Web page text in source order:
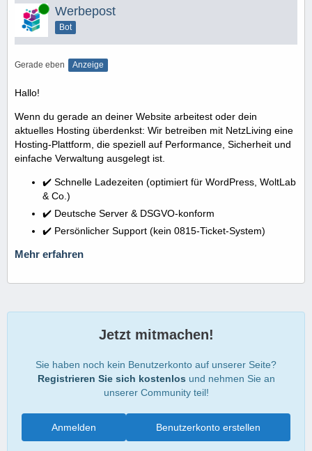
Online Werbepost
Bot
Gerade eben Anzeige
Hallo!
Wenn du gerade an deiner Website arbeitest oder dein
aktuelles Hosting überdenkst: Wir betreiben mit NetzLiving eine
Hosting-Plattform, die speziell auf Performance, Sicherheit und
einfache Verwaltung ausgelegt ist.
✔️ Schnelle Ladezeiten (optimiert für WordPress, WoltLab
& Co.)
✔️ Deutsche Server & DSGVO-konform
✔️ Persönlicher Support (kein 0815-Ticket-System)
Mehr erfahren
Jetzt mitmachen!
Sie haben noch kein Benutzerkonto auf unserer Seite?
Registrieren Sie sich kostenlos und nehmen Sie an
unserer Community teil!
Benutzerkonto erstellen
Anmelden